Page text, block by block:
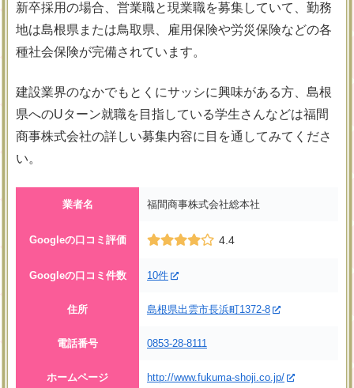
新卒採用の場合、営業職と現業職を募集していて、勤務
地は島根県または鳥取県、雇用保険や労災保険などの各
種社会保険が完備されています。
建設業界のなかでもとくにサッシに興味がある方、島根
県へのUターン就職を目指している学生さんなどは福間
商事株式会社の詳しい募集内容に目を通してみてくださ
い。
業者名 福間商事株式会社総本社
Googleの口コミ評価 4.4
Googleの口コミ件数 10件
住所 島根県出雲市長浜町1372-8
電話番号 0853-28-8111
ホームページ http://www.fukuma-shoji.co.jp/